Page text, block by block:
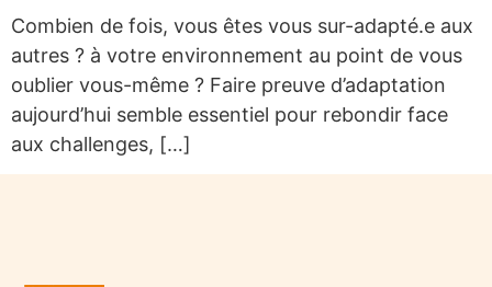
Combien de fois, vous êtes vous sur-adapté.e aux
autres ? à votre environnement au point de vous
oublier vous-même ? Faire preuve d’adaptation
aujourd’hui semble essentiel pour rebondir face
aux challenges, […]